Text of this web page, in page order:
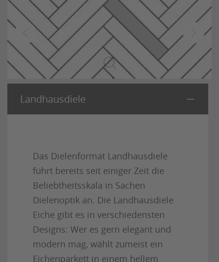
Landhausdiele
Das Dielenformat Landhausdiele
führt bereits seit einiger Zeit die
Beliebtheitsskala in Sachen
Dielenoptik an. Die Landhausdiele
Eiche gibt es in verschiedensten
Designs: Wer es gern elegant und
modern mag, wählt zumeist ein
Eichenparkett in einem hellem